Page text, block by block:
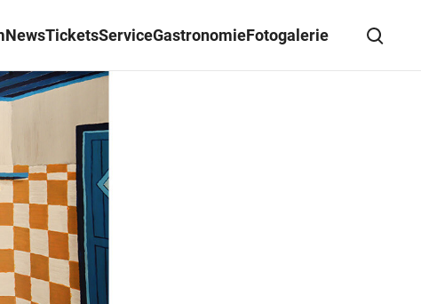
NewsTicketsServiceGastronomieFotogalerie